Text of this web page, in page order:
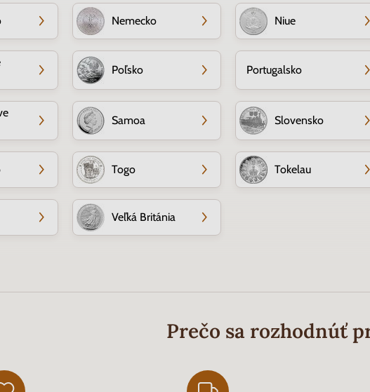
Nemecko Niue
Poľsko Portugalsko
Samoa Slovensko
Togo Tokelau
Veľká Británia
Prečo sa rozhodnúť